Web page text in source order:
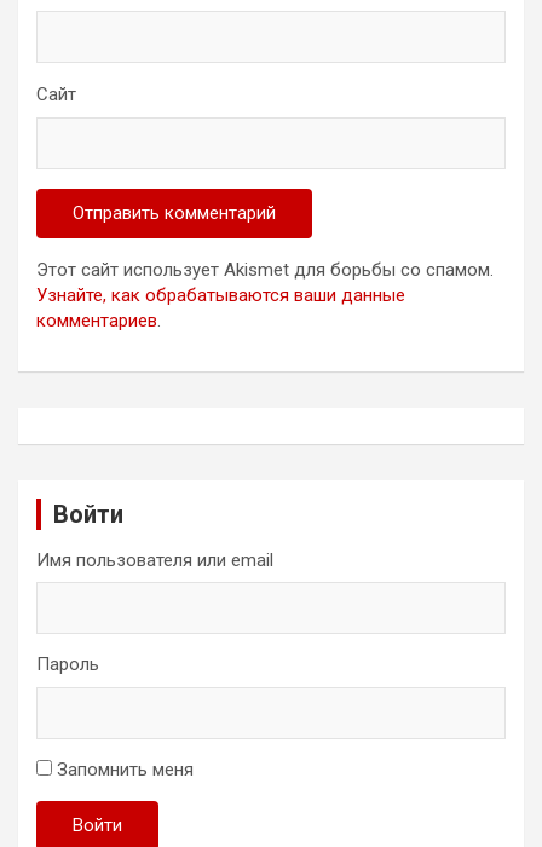
Сайт
Этот сайт использует Akismet для борьбы со спамом.
Узнайте, как обрабатываются ваши данные
комментариев.
Войти
Имя пользователя или email
Пароль
Запомнить меня
Войти